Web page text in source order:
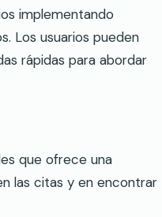
implementando
Los usuarios pueden
rápidas para abordar
que ofrece una
las citas y en encontrar